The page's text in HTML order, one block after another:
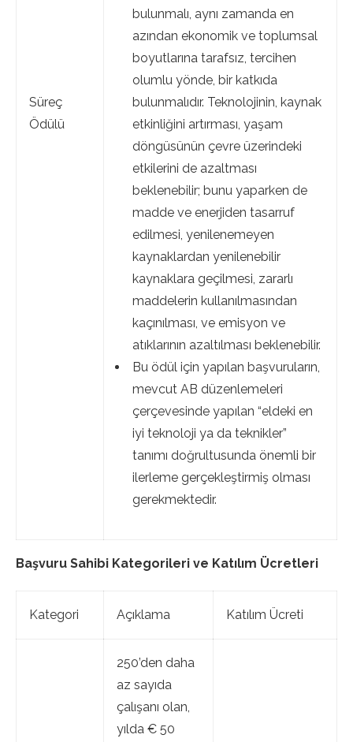
Süreç
Ödülü
bulunmalı, aynı zamanda en
azından ekonomik ve toplumsal
boyutlarına tarafsız, tercihen
olumlu yönde, bir katkıda
bulunmalıdır. Teknolojinin, kaynak
etkinliğini artırması, yaşam
döngüsünün çevre üzerindeki
etkilerini de azaltması
beklenebilir; bunu yaparken de
madde ve enerjiden tasarruf
edilmesi, yenilenemeyen
kaynaklardan yenilenebilir
kaynaklara geçilmesi, zararlı
maddelerin kullanılmasından
kaçınılması, ve emisyon ve
atıklarının azaltılması beklenebilir.
Bu ödül için yapılan başvuruların,
mevcut AB düzenlemeleri
çerçevesinde yapılan “eldeki en
iyi teknoloji ya da teknikler”
tanımı doğrultusunda önemli bir
ilerleme gerçekleştirmiş olması
gerekmektedir.
Başvuru Sahibi Kategorileri ve Katılım Ücretleri
Kategori Açıklama Katılım Ücreti
250’den daha
az sayıda
çalışanı olan,
yılda € 50